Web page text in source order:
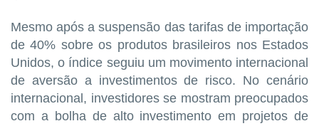
Mesmo após a suspensão das tarifas de importação
de 40% sobre os produtos brasileiros nos Estados
Unidos, o índice seguiu um movimento internacional
de aversão a investimentos de risco. No cenário
internacional, investidores se mostram preocupados
com a bolha de alto investimento em projetos de